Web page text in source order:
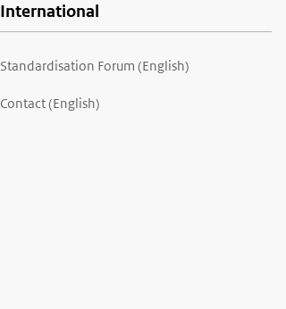
International
Standardisation Forum (English)
Contact (English)